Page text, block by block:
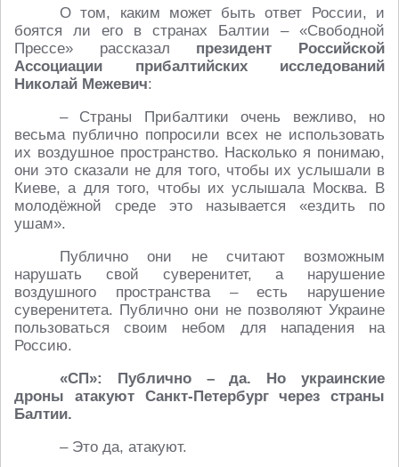
О том, каким может быть ответ России, и
боятся ли его в странах Балтии – «Свободной
Прессе» рассказал президент Российской
Ассоциации прибалтийских исследований
Николай Межевич:
– Страны Прибалтики очень вежливо, но
весьма публично попросили всех не использовать
их воздушное пространство. Насколько я понимаю,
они это сказали не для того, чтобы их услышали в
Киеве, а для того, чтобы их услышала Москва. В
молодёжной среде это называется «ездить по
ушам».
Публично они не считают возможным
нарушать свой суверенитет, а нарушение
воздушного пространства – есть нарушение
суверенитета. Публично они не позволяют Украине
пользоваться своим небом для нападения на
Россию.
«СП»: Публично – да. Но украинские
дроны атакуют Санкт-Петербург через страны
Балтии.
– Это да, атакуют.